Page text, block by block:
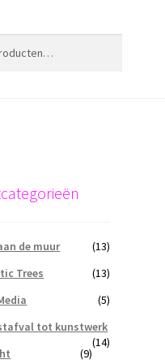
de muur
(13)
Trees
(13)
(5)
tot kunstwerk
(14)
(9)